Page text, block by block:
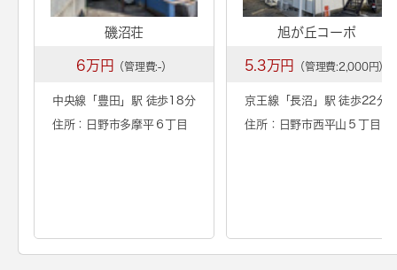
磯沼荘
6万円 （管理費:-）
中央線「 豊田 」駅 徒歩18分
住所：日野市多摩平６丁目
旭が丘コーポ
5.3万円 （管理費:2,000円）
京王線「長沼 」駅 徒歩22分
住所：日野市西平山５丁目